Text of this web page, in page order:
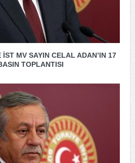
MV SAYIN CELAL ADAN’IN 17
TOPLANTISI